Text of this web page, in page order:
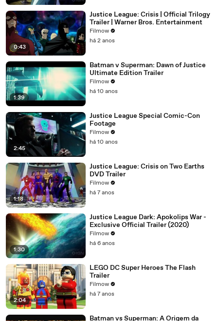
0:43
Justice League: Crisis | Official Trilogy
Trailer | Warner Bros. Entertainment
Filmow
há 2 anos
1:39
Batman v Superman: Dawn of Justice
Ultimate Edition Trailer
Filmow
há 10 anos
2:45
Justice League Special Comic-Con
Footage
Filmow
há 10 anos
1:18
Justice League: Crisis on Two Earths
DVD Trailer
Filmow
há 7 anos
1:30
Justice League Dark: Apokolips War -
Exclusive Official Trailer (2020)
Filmow
há 6 anos
2:04
LEGO DC Super Heroes The Flash
Trailer
Filmow
há 7 anos
Batman vs Superman: A Origem da